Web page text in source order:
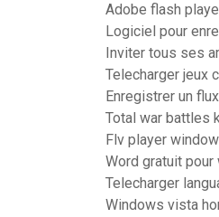
Adobe flash
Logiciel pour
Inviter tous ses
Telecharger jeux
Enregistrer un
Total war battles
Flv player
Word gratuit
Telecharger
Windows vista